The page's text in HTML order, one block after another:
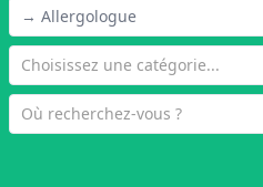
→ Allergologue
Choisissez une catégorie...
Où recherchez-vous ?